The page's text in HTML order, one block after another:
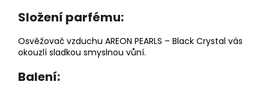
Složení parfému:
Osvěžovač vzduchu AREON PEARLS – Black Crystal vás
okouzlí sladkou smyslnou vůní.
Balení: